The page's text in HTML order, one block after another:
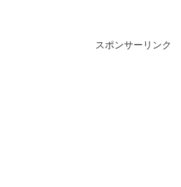
スポンサーリンク